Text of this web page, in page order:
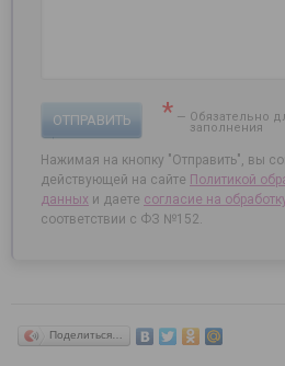
ОТПРАВИТЬ * — Обязательно
заполнения
Нажимая на кнопку "Отправить", вы
действующей на сайте Политикой
данных и даете согласие на
соответствии с ФЗ №152.
Поделиться…